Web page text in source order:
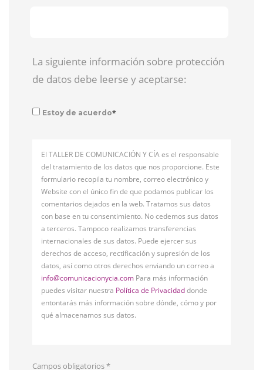
La siguiente información sobre protección
de datos debe leerse y aceptarse:
Estoy de acuerdo*
El TALLER DE COMUNICACIÓN Y CÍA es el responsable
del tratamiento de los datos que nos proporcione. Este
formulario recopila tu nombre, correo electrónico y
Website con el único fin de que podamos publicar los
comentarios dejados en la web. Tratamos sus datos
con base en tu consentimiento. No cedemos sus datos
a terceros. Tampoco realizamos transferencias
internacionales de sus datos. Puede ejercer sus
derechos de acceso, rectificación y supresión de los
datos, así como otros derechos enviando un correo a
info@comunicacionycia.com Para más información
puedes visitar nuestra Política de Privacidaddonde
entontarás más información sobre dónde, cómo y por
qué almacenamos sus datos.
Campos obligatorios*